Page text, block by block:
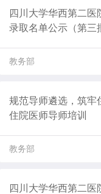
四川大学华西第二
录取名单公示（第三
教务部
规范导师遴选，筑
住院医师导师培训
教务部
四川大学华西第二